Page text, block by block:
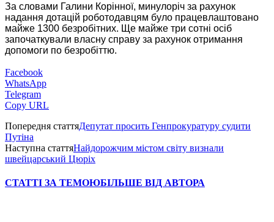
За словами Галини Корінної, минулоріч за рахунок
надання дотацій роботодавцям було працевлаштовано
майже 1300 безробітних. Ще майже три сотні осіб
започаткували власну справу за рахунок отримання
допомоги по безробіттю.
Facebook
WhatsApp
Telegram
Copy URL
Попередня статтяДепутат просить Генпрокуратуру судити
Путіна
Наступна статтяНайдорожчим містом світу визнали
швейцарський Цюріх
СТАТТІ ЗА ТЕМОЮБІЛЬШЕ ВІД АВТОРА